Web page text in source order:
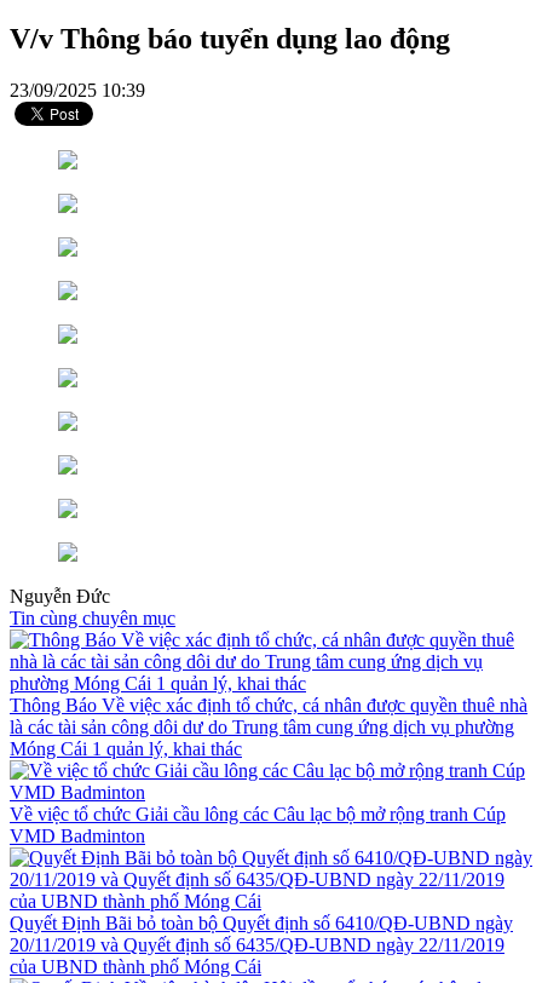
V/v Thông báo tuyển dụng lao động
23/09/2025 10:39
Nguyễn Đức
Tin cùng chuyên mục
Thông Báo Về việc xác định tổ chức, cá nhân được quyền thuê nhà
là các tài sản công dôi dư do Trung tâm cung ứng dịch vụ phường
Móng Cái 1 quản lý, khai thác
Về việc tổ chức Giải cầu lông các Câu lạc bộ mở rộng tranh Cúp
VMD Badminton
Quyết Định Bãi bỏ toàn bộ Quyết định số 6410/QĐ-UBND ngày
20/11/2019 và Quyết định số 6435/QĐ-UBND ngày 22/11/2019
của UBND thành phố Móng Cái